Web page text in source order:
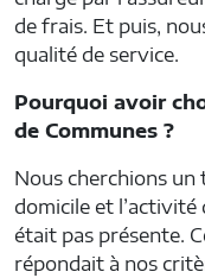
de frais. Et puis,
qualité de service.
Pourquoi avoir
de Communes ?
Nous cherchions
domicile et l’activité
était pas présente.
répondait à nos